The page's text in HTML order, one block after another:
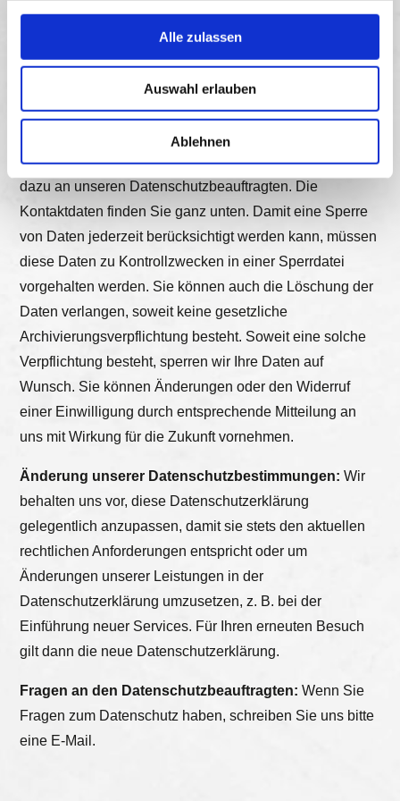
Alle zulassen
Auswahl erlauben
Ablehnen
Löschung und Widerspruch:Sie haben das Recht,
jederzeit Auskunft über Ihre bei uns gespeicherten
personenbezogenen Daten zu erhalten. Ebenso haben
Sie das Recht auf Berichtigung, Sperrung oder,
abgesehen von der vorgeschriebenen
Datenspeicherung zur Geschäftsabwicklung, Löschung
Ihrer personenbezogenen Daten. Bitte wenden Sie sich
dazu an unseren Datenschutzbeauftragten. Die
Kontaktdaten finden Sie ganz unten. Damit eine Sperre
von Daten jederzeit berücksichtigt werden kann, müssen
diese Daten zu Kontrollzwecken in einer Sperrdatei
vorgehalten werden. Sie können auch die Löschung der
Daten verlangen, soweit keine gesetzliche
Archivierungsverpflichtung besteht. Soweit eine solche
Verpflichtung besteht, sperren wir Ihre Daten auf
Wunsch. Sie können Änderungen oder den Widerruf
einer Einwilligung durch entsprechende Mitteilung an
uns mit Wirkung für die Zukunft vornehmen.
Änderung unserer Datenschutzbestimmungen: Wir
behalten uns vor, diese Datenschutzerklärung
gelegentlich anzupassen, damit sie stets den aktuellen
rechtlichen Anforderungen entspricht oder um
Änderungen unserer Leistungen in der
Datenschutzerklärung umzusetzen, z. B. bei der
Einführung neuer Services. Für Ihren erneuten Besuch
gilt dann die neue Datenschutzerklärung.
Fragen an den Datenschutzbeauftragten: Wenn Sie
Fragen zum Datenschutz haben, schreiben Sie uns bitte
eine E-Mail.